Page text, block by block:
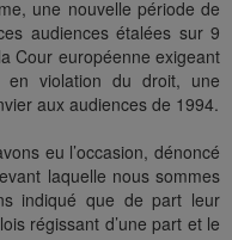
une nouvelle période de
audiences étalées sur 9
Cour européenne exigeant
en violation du droit, une
aux audiences de 1994.
eu l’occasion, dénoncé
laquelle nous sommes
indiqué que de part leur
régissant d’une part et le